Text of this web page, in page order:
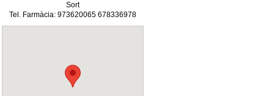
Sort
Tel. Farmàcia: 973620065 678336978